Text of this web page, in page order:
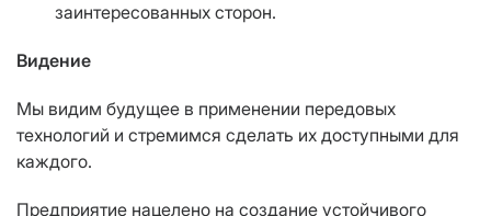
заинтересованных сторон.
Видение
Мы видим будущее в применении передовых
технологий и стремимся сделать их доступными для
каждого.
Предприятие нацелено на создание устойчивого